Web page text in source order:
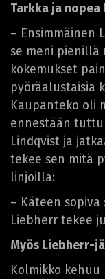
Tarkka ja nopea
– Ensimmäinen
se meni pienillä
kokemukset
pyöräalustaisia
Kaupanteko oli
ennestään tuttu
Lindqvist ja
tekee sen mitä
linjoilla:
– Käteen
Liebherr tekee
Myös Liebherr-
Kolmikko kehuu